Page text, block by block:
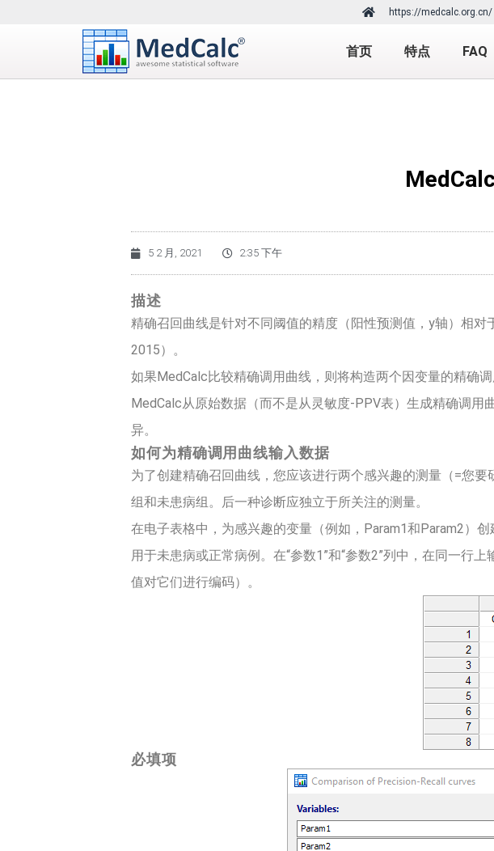
https://medcalc.org.cn/
首页 特点 FAQ
5 2 月, 2021 2:35 下午
描述
精确召回曲线是针对不同阈值的精度（阳性预测值，y轴）相对
2015）。
如果MedCalc比较精确调用曲线，则将构造两个因变量的精确
MedCalc从原始数据（而不是从灵敏度-PPV表）生成精确调
异。
如何为精确调用曲线输入数据
为了创建精确召回曲线，您应该进行两个感兴趣的测量（=您
组和未患病组。后一种诊断应独立于所关注的测量。
在电子表格中，为感兴趣的变量（例如，Param1和Param2）
用于未患病或正常病例。在“参数1”和“参数2”列中，在同一行
值对它们进行编码）。
必填项